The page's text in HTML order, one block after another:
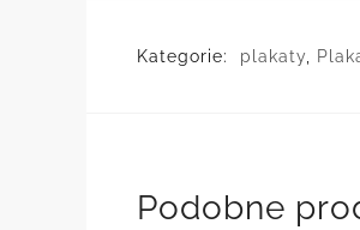
Kategorie:
plakaty,
Podobne